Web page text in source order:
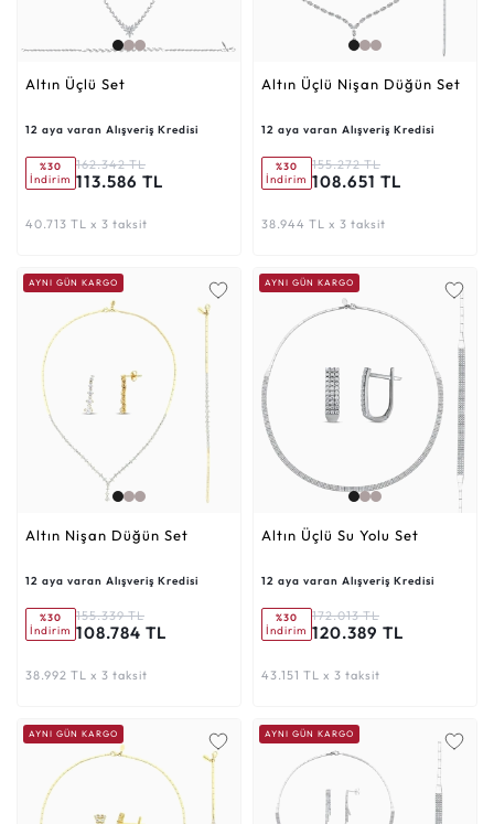
Altın Üçlü Set
12 aya varan Alışveriş Kredisi
%30
İndirim
162.342 TL
113.586 TL
40.713 TL x 3 taksit
Altın Üçlü Nişan Düğün Set
12 aya varan Alışveriş Kredisi
%30
İndirim
155.272 TL
108.651 TL
38.944 TL x 3 taksit
AYNI GÜN KARGO
Altın Nişan Düğün Set
12 aya varan Alışveriş Kredisi
%30
İndirim
155.339 TL
108.784 TL
38.992 TL x 3 taksit
AYNI GÜN KARGO
Altın Üçlü Su Yolu Set
12 aya varan Alışveriş Kredisi
%30
İndirim
172.013 TL
120.389 TL
43.151 TL x 3 taksit
AYNI GÜN KARGO AYNI GÜN KARGO